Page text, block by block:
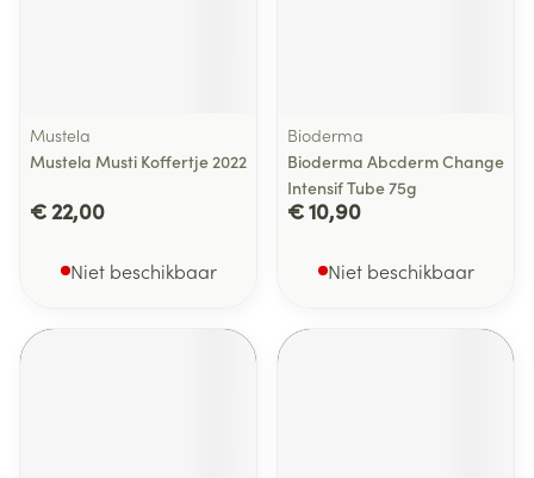
Mustela
Mustela Musti Koffertje 2022
€ 22,00
Niet beschikbaar
Bioderma
Bioderma Abcderm Change
Intensif Tube 75g
€ 10,90
Niet beschikbaar